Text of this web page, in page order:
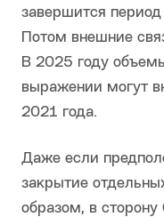
завершится
Потом внешние
В 2025 году
выражении могут
2021 года.
Даже если
закрытие
образом, в